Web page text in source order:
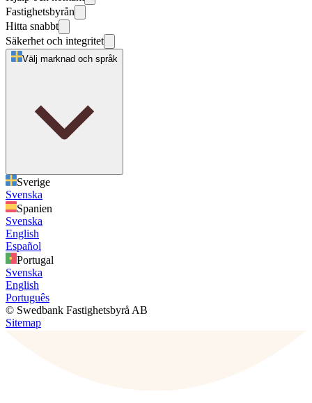
Fastighetsbyrån
Hitta snabbt
Säkerhet och integritet
Välj marknad och språk
Sverige
Svenska
Spanien
Svenska
English
Español
Portugal
Svenska
English
Português
© Swedbank Fastighetsbyrå AB
Sitemap